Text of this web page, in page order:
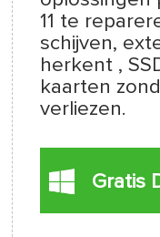
11 te
schijven,
herkent ,
kaarten
verliezen.
Gratis